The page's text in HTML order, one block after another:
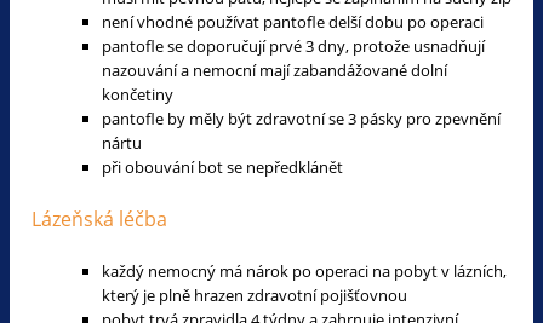
není vhodné používat pantofle delší dobu po operaci
pantofle se doporučují prvé 3 dny, protože usnadňují
nazouvání a nemocní mají zabandážované dolní
končetiny
pantofle by měly být zdravotní se 3 pásky pro zpevnění
nártu
při obouvání bot se nepředklánět
Lázeňská léčba
každý nemocný má nárok po operaci na pobyt v lázních,
který je plně hrazen zdravotní pojišťovnou